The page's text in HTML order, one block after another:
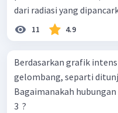
dari radiasi yang
11 4.9
Berdasarkan grafik
gelombang, separti
Bagaimanakah
3 ​ ?